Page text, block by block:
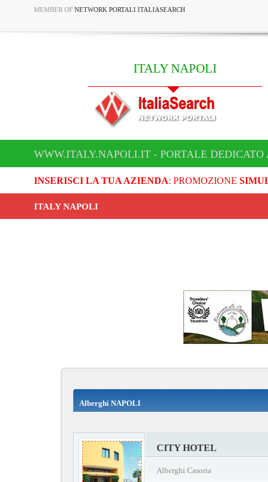
MEMBER OF NETWORK PORTALI ITALIASEARCH
ITALY NAPOLI
WWW.ITALY.NAPOLI.IT - PORTALE
INSERISCI LA TUA AZIENDA: PROMOZIONE
ITALY NAPOLI
Alberghi NAPOLI
CITY HOTEL
Alberghi Casoria